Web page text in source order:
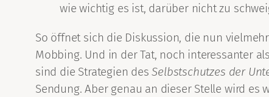
wie wichtig es ist, darüber nicht zu
So öffnet sich die Diskussion, die nun
Mobbing. Und in der Tat, noch interessanter
sind die Strategien desSelbstschutzes der
Sendung. Aber genau an dieser Stelle wird